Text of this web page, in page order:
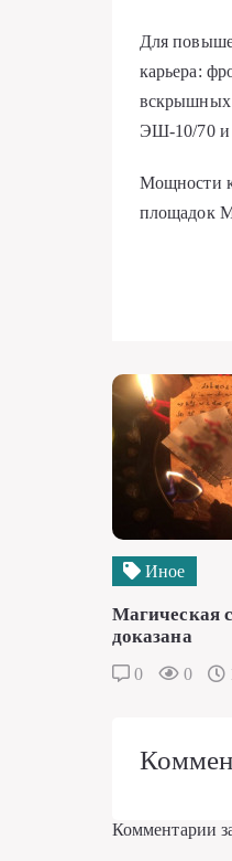
Для
карьера:
вскрышных
ЭШ-10/70 и
Мощности
площадок
Иное
Магическая
доказана
0 0
Комментарии